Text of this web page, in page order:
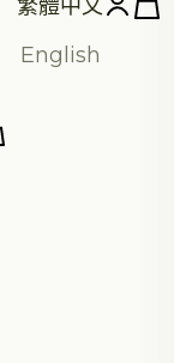
繁體中文
English